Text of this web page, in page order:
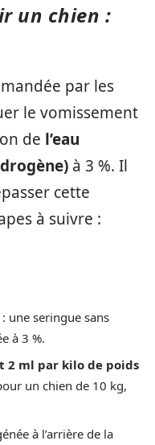
un chien :
par les
le vomissement
de l’eau
à 3 %. Il
cette
à suivre :
une seringue sans
à 3 %.
2 ml par kilo de poids
un chien de 10 kg,
à l’arrière de la